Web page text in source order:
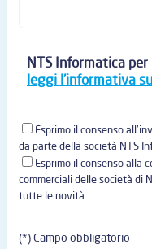
NTS Informatica
leggi l'informativa
Esprimo il consenso
da parte della società NTS
Esprimo il consenso alla
commerciali delle società di
tutte le novità.
(*) Campo obbligatorio